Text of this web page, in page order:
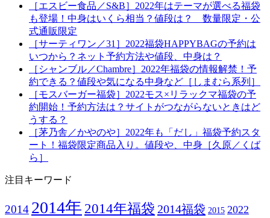
［エスビー食品／S&B］2022年はテーマが選べる福袋
も登場！中身はいくら相当？値段は？ 数量限定・公
式通販限定
［サーティワン／31］2022福袋HAPPYBAGの予約は
いつから？ネット予約方法や値段、中身は？
［シャンブル／Chambre］2022年福袋の情報解禁！予
約できる？値段や気になる中身など［しまむら系列］
［モスバーガー福袋］2022モス×リラックマ福袋の予
約開始！予約方法は？サイトがつながらないときはど
うする？
［茅乃舎／かやのや］2022年も「だし」福袋予約スタ
ート！福袋限定商品入り。値段や、中身［久原／くば
ら］
注目キーワード
2014 2014年 2014年福袋 2014福袋 2015 2022